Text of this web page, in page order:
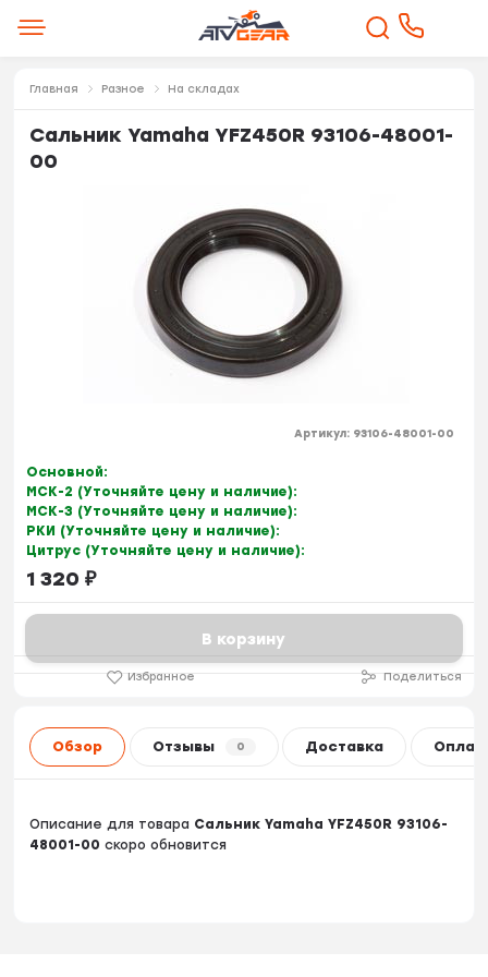
Главная Разное На складах
Сальник Yamaha YFZ450R 93106-48001-
00
Артикул: 93106-48001-00
Основной:
МСК-2 (Уточняйте цену и наличие):
МСК-3 (Уточняйте цену и наличие):
РКИ (Уточняйте цену и наличие):
Цитрус (Уточняйте цену и наличие):
1 320 ₽
В корзину
Избранное Поделиться
Обзор Отзывы 0 Доставка
Описание для товара Сальник Yamaha YFZ450R 93106-
48001-00 скоро обновится